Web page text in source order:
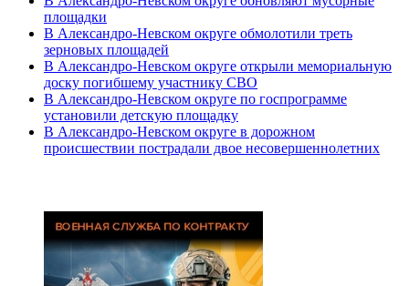
площадки
В Александро-Невском округе обмолотили треть
зерновых площадей
В Александро-Невском округе открыли мемориальную
доску погибшему участнику СВО
В Александро-Невском округе по госпрограмме
установили детскую площадку
В Александро-Невском округе в дорожном
происшествии пострадали двое несовершеннолетних